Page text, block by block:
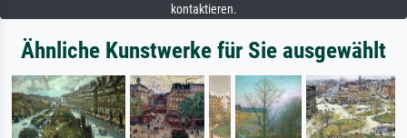
kontaktieren.
Ähnliche Kunstwerke für Sie ausgewählt